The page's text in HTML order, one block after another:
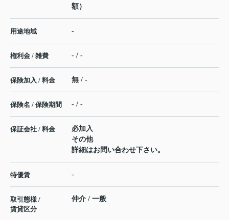
額）
用途地域 -
権利金 / 雑費 - / -
保険加入 / 料金 無 / -
保険名 / 保険期間 - / -
保証会社 / 料金
必加入
その他
詳細はお問い合わせ下さい。
特優賃 -
取引態様 /
賃貸区分
仲介 / 一般